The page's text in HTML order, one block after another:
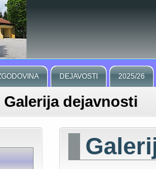
DEJAVOSTI 2025/26
Galerija dejavnosti